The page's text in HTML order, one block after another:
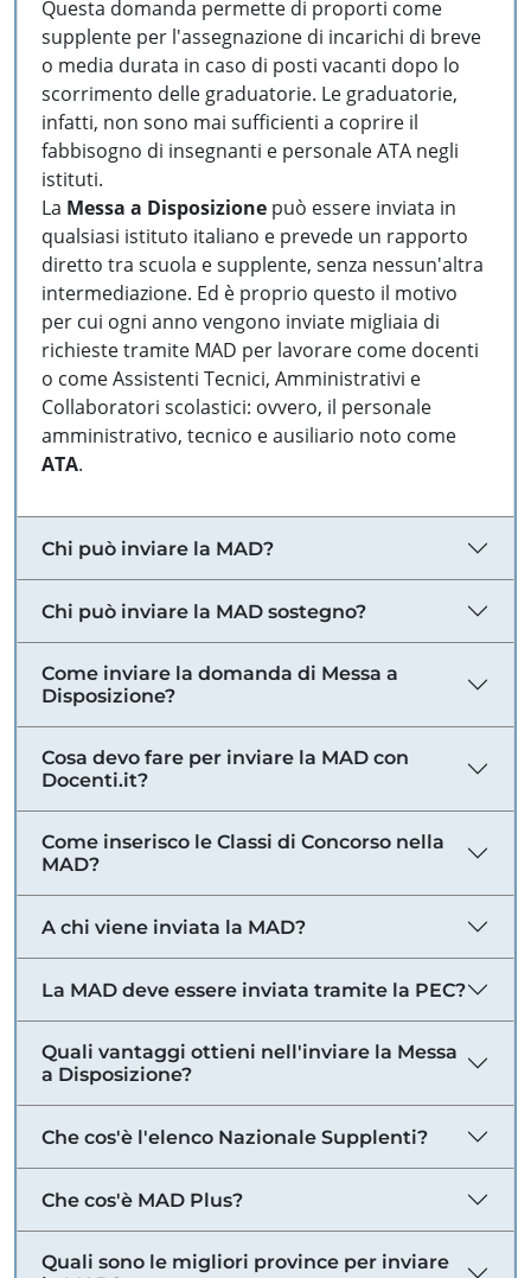
Questa domanda permette di proporti come
supplente per l'assegnazione di incarichi di breve
o media durata in caso di posti vacanti dopo lo
scorrimento delle graduatorie. Le graduatorie,
infatti, non sono mai sufficienti a coprire il
fabbisogno di insegnanti e personale ATA negli
istituti.
La Messa a Disposizione può essere inviata in
qualsiasi istituto italiano e prevede un rapporto
diretto tra scuola e supplente, senza nessun'altra
intermediazione. Ed è proprio questo il motivo
per cui ogni anno vengono inviate migliaia di
richieste tramite MAD per lavorare come docenti
o come Assistenti Tecnici, Amministrativi e
Collaboratori scolastici: ovvero, il personale
amministrativo, tecnico e ausiliario noto come
ATA.
Chi può inviare la MAD?
Chi può inviare la MAD sostegno?
Come inviare la domanda di Messa a
Disposizione?
Cosa devo fare per inviare la MAD con
Docenti.it?
Come inserisco le Classi di Concorso nella
MAD?
A chi viene inviata la MAD?
La MAD deve essere inviata tramite la PEC?
Quali vantaggi ottieni nell'inviare la Messa
a Disposizione?
Che cos'è l'elenco Nazionale Supplenti?
Che cos'è MAD Plus?
Quali sono le migliori province per inviare